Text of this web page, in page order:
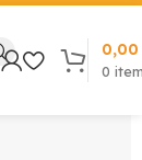
0
0,00